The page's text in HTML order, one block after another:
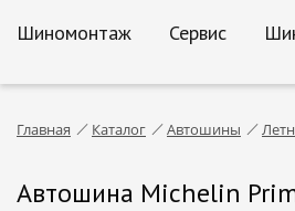
Шиномонтаж Сервис
Главная Каталог Автошины
Автошина Michelin